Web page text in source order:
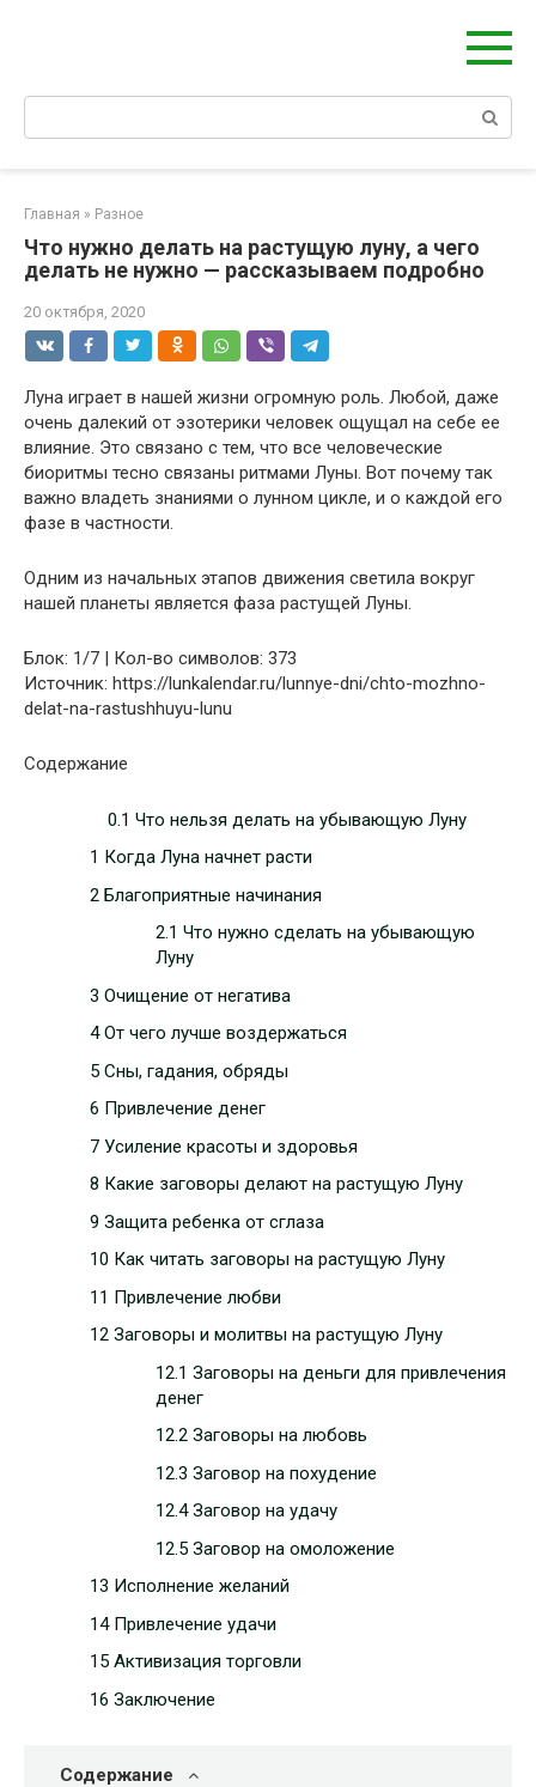
Главная » Разное
Что нужно делать на растущую луну, а чего
делать не нужно — рассказываем подробно
20 октября, 2020
Луна играет в нашей жизни огромную роль. Любой, даже
очень далекий от эзотерики человек ощущал на себе ее
влияние. Это связано с тем, что все человеческие
биоритмы тесно связаны ритмами Луны. Вот почему так
важно владеть знаниями о лунном цикле, и о каждой его
фазе в частности.
Одним из начальных этапов движения светила вокруг
нашей планеты является фаза растущей Луны.
Блок: 1/7 | Кол-во символов: 373
Источник: https://lunkalendar.ru/lunnye-dni/chto-mozhno-
delat-na-rastushhuyu-lunu
Содержание
0.1 Что нельзя делать на убывающую Луну
1 Когда Луна начнет расти
2 Благоприятные начинания
2.1 Что нужно сделать на убывающую
Луну
3 Очищение от негатива
4 От чего лучше воздержаться
5 Сны, гадания, обряды
6 Привлечение денег
7 Усиление красоты и здоровья
8 Какие заговоры делают на растущую Луну
9 Защита ребенка от сглаза
10 Как читать заговоры на растущую Луну
11 Привлечение любви
12 Заговоры и молитвы на растущую Луну
12.1 Заговоры на деньги для привлечения
денег
12.2 Заговоры на любовь
12.3 Заговор на похудение
12.4 Заговор на удачу
12.5 Заговор на омоложение
13 Исполнение желаний
14 Привлечение удачи
15 Активизация торговли
16 Заключение
Содержание